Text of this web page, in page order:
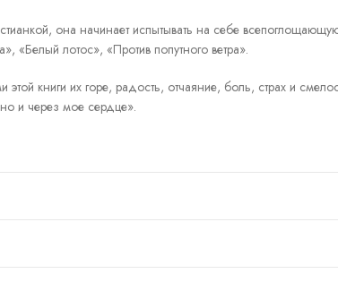
она начинает испытывать на себе
«Белый лотос», «Против попутного ветра».
книги их горе, радость, отчаяние, боль, страх и
и через мое сердце».